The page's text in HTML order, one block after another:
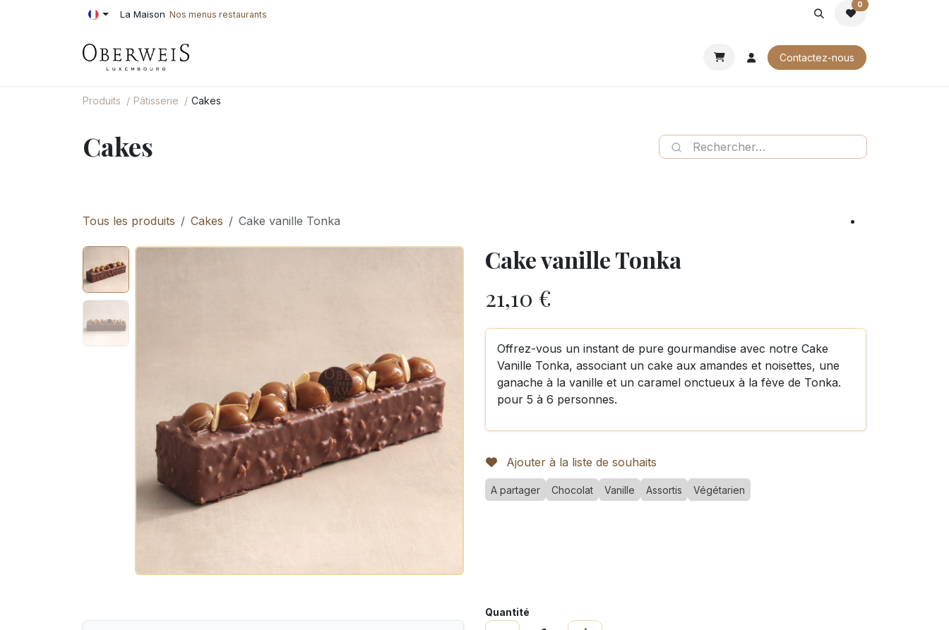
Se rendre au contenu La Maison Nos menus restaurants
0
Contactez-nous
Produits Pâtisserie Cakes
Cakes
Tous les produits Cakes Cake vanille Tonka
Cake vanille Tonka
21,10 €
Offrez-vous un instant de pure gourmandise avec notre Cake
Vanille Tonka, associant un cake aux amandes et noisettes, une
ganache à la vanille et un caramel onctueux à la fève de Tonka.
pour 5 à 6 personnes.
Ajouter à la liste de souhaits
A partager Chocolat Vanille Assortis Végétarien
Quantité